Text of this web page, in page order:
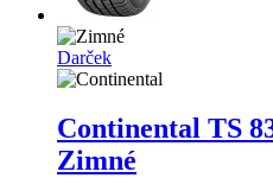
Darček
Continental TS
Zimné